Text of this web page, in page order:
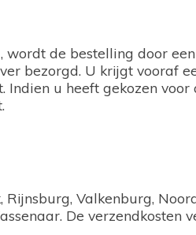
de bestelling door
bezorgd. U krijgt vooraf
u heeft gekozen voor
Valkenburg,
De verzendkosten